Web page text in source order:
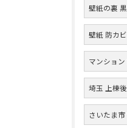
壁紙の裏
壁紙 防カ
マンショ
埼玉 上棟
さいたま